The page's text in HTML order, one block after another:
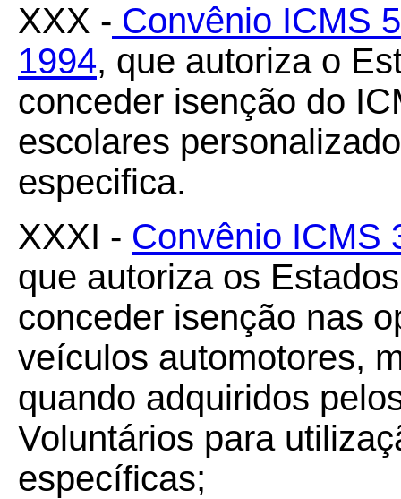
XXX - Convênio ICMS
1994, que autoriza o
conceder isenção do
escolares
especifica.
XXXI - Convênio ICMS
que autoriza os
conceder isenção nas
veículos automotores,
quando adquiridos
Voluntários para
específicas;